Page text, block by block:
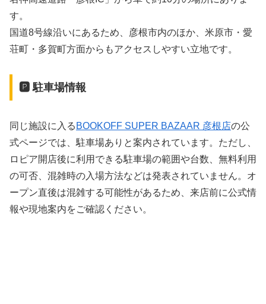
す。
国道8号線沿いにあるため、彦根市内のほか、米原市・愛
荘町・多賀町方面からもアクセスしやすい立地です。
🅿️ 駐車場情報
同じ施設に入る BOOKOFF SUPER BAZAAR 彦根店の公
式ページでは、駐車場ありと案内されています。ただし、
ロピア開店後に利用できる駐車場の範囲や台数、無料利用
の可否、混雑時の入場方法などは発表されていません。オ
ープン直後は混雑する可能性があるため、来店前に公式情
報や現地案内をご確認ください。